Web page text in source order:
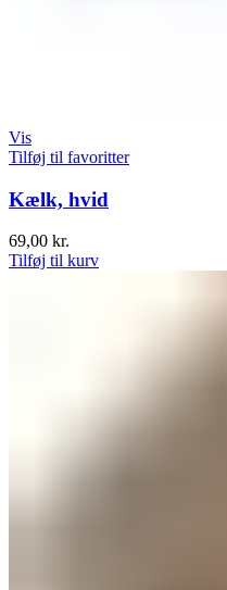
Vis
Tilføj til favoritter
Kælk, hvid
69,00 kr.
Tilføj til kurv